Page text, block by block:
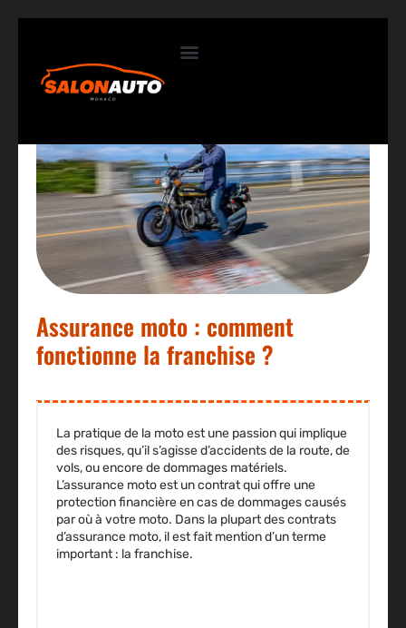
Assurance moto : comment
fonctionne la franchise ?
La pratique de la moto est une passion qui implique
des risques, qu’il s’agisse d’accidents de la route, de
vols, ou encore de dommages matériels.
L’assurance moto est un contrat qui offre une
protection financière en cas de dommages causés
par où à votre moto. Dans la plupart des contrats
d’assurance moto, il est fait mention d’un terme
important : la franchise.